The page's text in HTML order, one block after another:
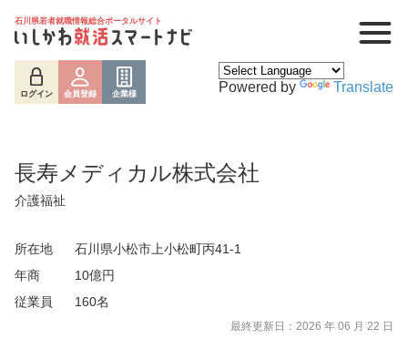
石川県若者就職情報総合ポータルサイト
ログイン 会員登録 企業様 Powered by Translate
会員登録 企業様
長寿メディカル株式会社
介護福祉
所在地
石川県小松市上小松町丙41-1
年商
10億円
従業員
160名
最終更新日：2026 年 06 月 22 日